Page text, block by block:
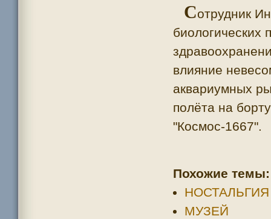
Сотрудник
биологических
влияние
аквариумных
полёта на
"Космос-1667".
Похожие темы:
МУЗЕЙ